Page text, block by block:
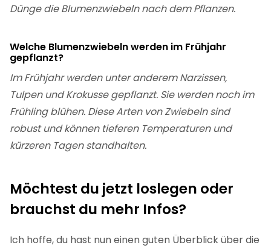
Dünge die Blumenzwiebeln nach dem Pflanzen.
Welche Blumenzwiebeln werden im Frühjahr
gepflanzt?
Im Frühjahr werden unter anderem Narzissen,
Tulpen und Krokusse gepflanzt. Sie werden noch im
Frühling blühen. Diese Arten von Zwiebeln sind
robust und können tieferen Temperaturen und
kürzeren Tagen standhalten.
Möchtest du jetzt loslegen oder
brauchst du mehr Infos?
Ich hoffe, du hast nun einen guten Überblick über die